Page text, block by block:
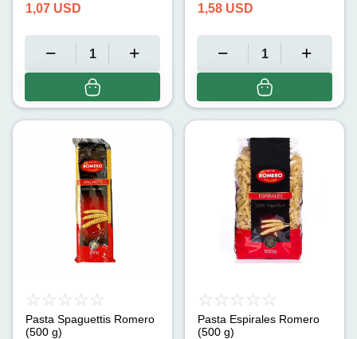
1,07 USD 1,58 USD
Pasta Spaguettis Romero
(500 g)
Pasta Espirales Romero
(500 g)